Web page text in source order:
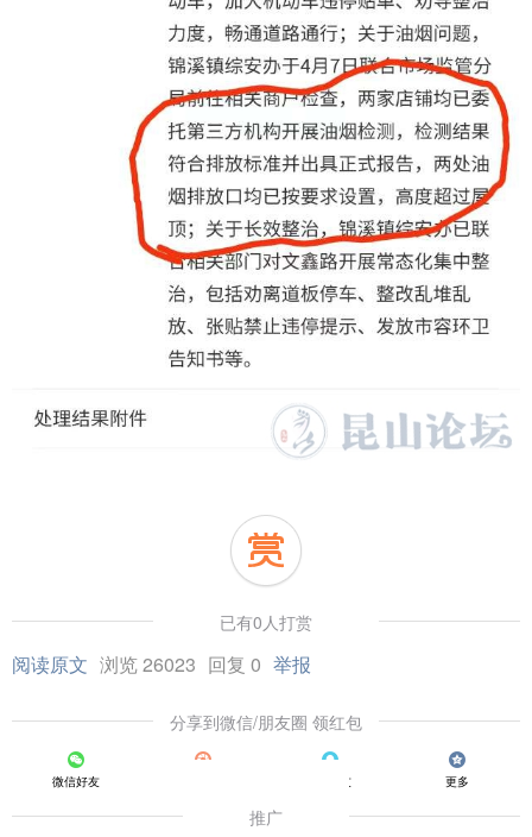
已有0人打赏
阅读原文 浏览 26023 回复 0 举报
分享到微信/朋友圈 领红包
微信好友 QQ好友 更多
推广